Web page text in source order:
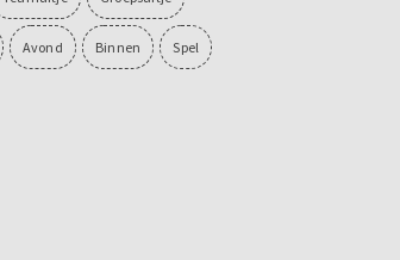
Avond Binnen Spel